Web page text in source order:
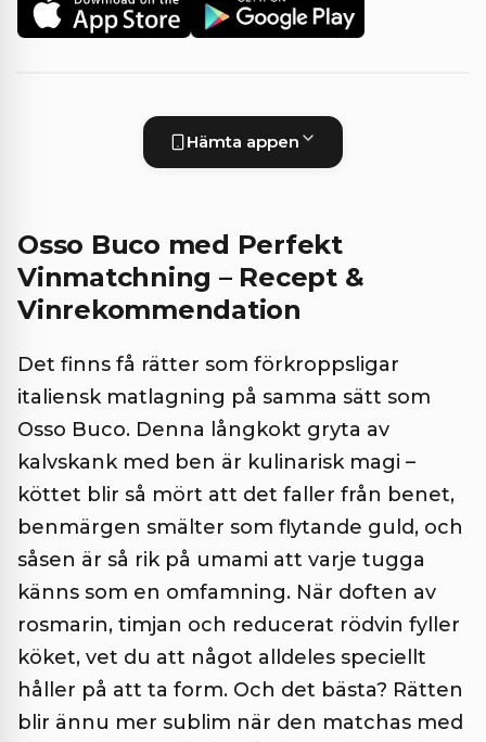
Hämta appen
Osso Buco med Perfekt
Vinmatchning – Recept &
Vinrekommendation
Det finns få rätter som förkroppsligar
italiensk matlagning på samma sätt som
Osso Buco. Denna långkokt gryta av
kalvskank med ben är kulinarisk magi –
köttet blir så mört att det faller från benet,
benmärgen smälter som flytande guld, och
såsen är så rik på umami att varje tugga
känns som en omfamning. När doften av
rosmarin, timjan och reducerat rödvin fyller
köket, vet du att något alldeles speciellt
håller på att ta form. Och det bästa? Rätten
blir ännu mer sublim när den matchas med